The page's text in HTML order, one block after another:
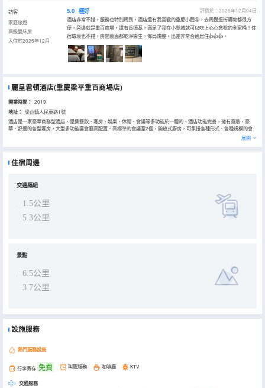
訪客
家庭旅遊
高級雙床房
入住於2025年12月
5.0 極好
評價於：2025年12月04日
酒店非常不錯，服務也特別周到，酒店還有我喜歡的重慶小麪🤤，去周邊逛街購物都很方
便，旁邊就是重百商場，還有肯德基，滿足了我在小縣城就可以吃上心心念唸的全家桶！住
宿環境也不錯，房間裏面都乾淨衞生，佈局規整。出差非常合適居住👍👍👍。
麗呈君頓酒店(重慶梁平重百商場店)
開業時間： 2019
地址：
梁山鎮人民東路1號
酒店是一家豪華商務型酒店，是集餐飲、客房、娛樂、休閒、會議等多功能於一體的、酒店功能完善，擁有寬敞、豪
華、舒適的各型客房，大型多功能宴會廳高配置、高標準的會議室2個，開放式廚房，可承接各種形式、各種規模的會
議及大型活動，酒店距離梁平火車站約10分鐘車程，離重慶江北國際機場約2小時車程，我們將為您提供盡善盡美的服
務，是您商務、旅行、宴請、會議、朋友聚會，生日party、休閒度假的好去處。酒店全體同仁期待您的光臨！所以我們
酒店多處智能化操作、門禁系統、wifi預定、監控系統，是梁平區安全、環保、綠色接待功能最齊全商務會議型酒
展開
住宿周邊
交通樞紐
1.5公里
5.3公里
景點
6.5公里
3.7公里
設施服務
熱門服務設施
行李寄存 免費 叫醒服務 咖啡廳 KTV
交通服務